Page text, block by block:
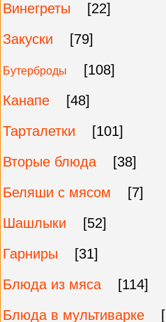
Винегреты
[22]
Закуски
[79]
Бутерброды
[108]
Канапе
[48]
Тарталетки
[101]
Вторые блюда
[38]
Беляши с мясом
[7]
Шашлыки
[52]
Гарниры
[31]
Блюда из мяса
[114]
Блюда в мультиварке